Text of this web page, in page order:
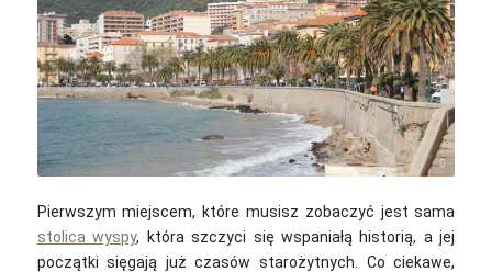
Shalev Cohen / Unsplash
Pierwszym miejscem, które musisz zobaczyć jest sama
stolica wyspy, która szczyci się wspaniałą historią, a jej
początki sięgają już czasów starożytnych. Co ciekawe,